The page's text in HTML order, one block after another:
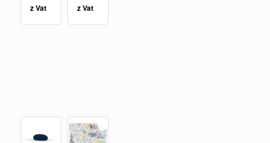
z Vat z Vat